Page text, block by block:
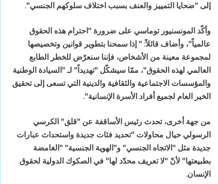
إلى "ضحايا التمييز والعنف بسبب اختلاف سلوكهم الجنسي".
وأكّد المونسنيور توماسي على ضرورة "احترام هذه الحقوق
عالمياً"، وأضاف قائلاً: " إذا سمحنا بتطوير قوانين وتخصيصها
لمجموعة معينة من الأشخاص، فإننا سنعرّض للخطر الطابع
العالمي لهذه الحقوق"، ممّا سيشكّل "تهديداً" لـ "السيادة الوطنية
والمؤسسات الاجتماعية والثقافية والدينية التي تسعى إلى تحقيق
الخير العام لجميع أفراد الأسرة الإنسانية".
من جهة أخرى، تحدث رئيس الأساقفة عن "قلق" الكرسي
الرسولي حيال محاولات "تحديد فئات جديدة واستحداث عبارات
جديدة مثل "الاتجاه الجنسي" و"الهوية الجنسية" "الغامضة
بطبيعتها" لأنّ "لا تعريف محدّد لها" في الصكوك الدولية لحقوق
الإنسان.